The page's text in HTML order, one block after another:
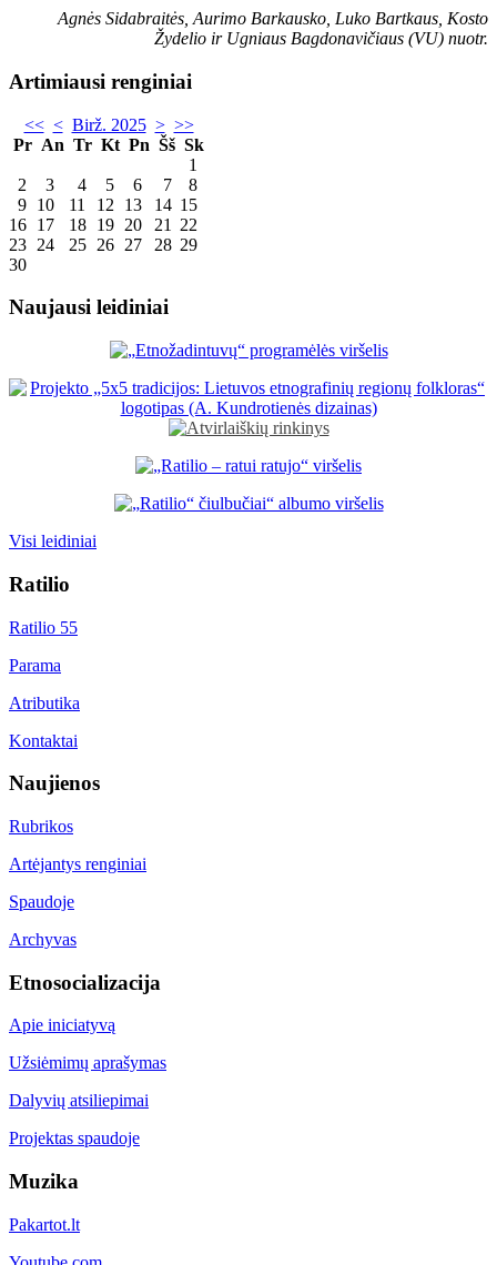
Agnės Sidabraitės, Aurimo Barkausko, Luko Bartkaus, Kosto
Žydelio ir Ugniaus Bagdonavičiaus (VU) nuotr.
Artimiausi renginiai
<< < Birž. 2025 > >>
Pr An Tr Kt Pn Šš Sk
1
2
3 4 5 6 7
8
9 10 11 12 13 14 15
16 17 18 19 20 21
22
23 24 25 26 27 28 29
30
Naujausi leidiniai
Visi leidiniai
Ratilio
Ratilio 55
Parama
Atributika
Kontaktai
Naujienos
Rubrikos
Artėjantys renginiai
Spaudoje
Archyvas
Etnosocializacija
Apie iniciatyvą
Užsiėmimų aprašymas
Dalyvių atsiliepimai
Projektas spaudoje
Muzika
Pakartot.lt